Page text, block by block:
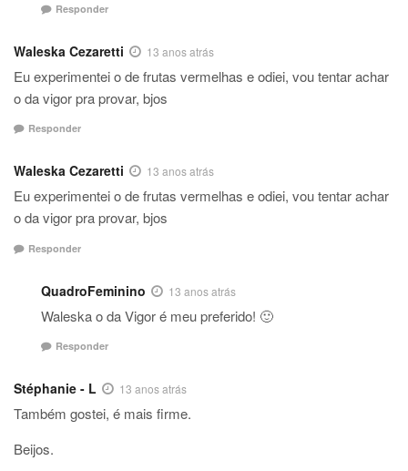
Responder
Waleska Cezaretti 13 anos atrás
Eu experimentei o de frutas vermelhas e odiei, vou tentar achar
o da vigor pra provar, bjos
Responder
Waleska Cezaretti 13 anos atrás
Eu experimentei o de frutas vermelhas e odiei, vou tentar achar
o da vigor pra provar, bjos
Responder
QuadroFeminino 13 anos atrás
Waleska o da Vigor é meu preferido! 🙂
Responder
Stéphanie - L 13 anos atrás
Também gostei, é mais firme.
Beijos.